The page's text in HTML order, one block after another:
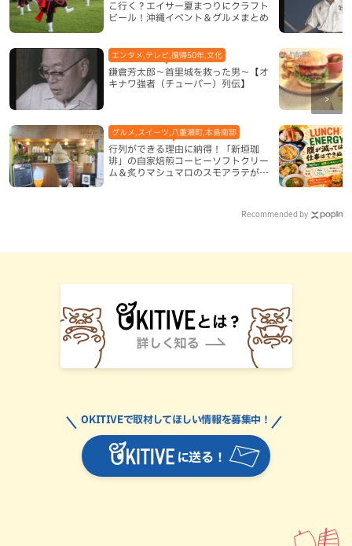
こ行く？エイサー夏まつりにクラフト
ビール！沖縄イベント＆グルメまとめ
鎌倉芳太郎～首里城を救った男～【オ
キナワ強者（チューバー）列伝】
エンタメ,テレビ,復帰50年,文化
行列ができる理由に納得！「新垣珈
琲」の自家焙煎コーヒーソフトクリー
ム＆炙りマシュマロのスモアラテが絶
グルメ,スイーツ,八重瀬町,本島南部
Recommended by
に送る！
OKITIVEで取材してほしい情報を募集中！